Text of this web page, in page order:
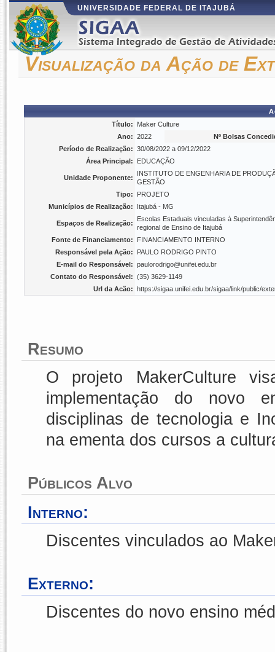
UNIVERSIDADE FEDERAL DE ITAJUBÁ
Visualização da Ação de
Título:
Maker Culture
Ano: 2022
Nº Bolsas
Período de Realização: 30/08/2022 a 09/12/2022
Área Principal:
EDUCAÇÃO
Unidade Proponente:
INSTITUTO DE ENGENHARIA DE
GESTÃO
Tipo:
PROJETO
Municípios de Realização:
Itajubá - MG
Espaços de Realização:
Escolas Estaduais vinculadas à
regional de Ensino de Itajubá
Fonte de Financiamento:
FINANCIAMENTO INTERNO
Responsável pela Ação:
PAULO RODRIGO PINTO
E-mail do Responsável: paulorodrigo@unifei.edu.br
Contato do Responsável: (35) 3629-1149
Url da Acão: https://sigaa.unifei.edu.br/sigaa/link/public/
Resumo
O projeto MakerCulture
implementação do novo
disciplinas de tecnologia e
na ementa dos cursos a
Públicos Alvo
Interno:
Discentes vinculados ao
Externo:
Discentes do novo ensino